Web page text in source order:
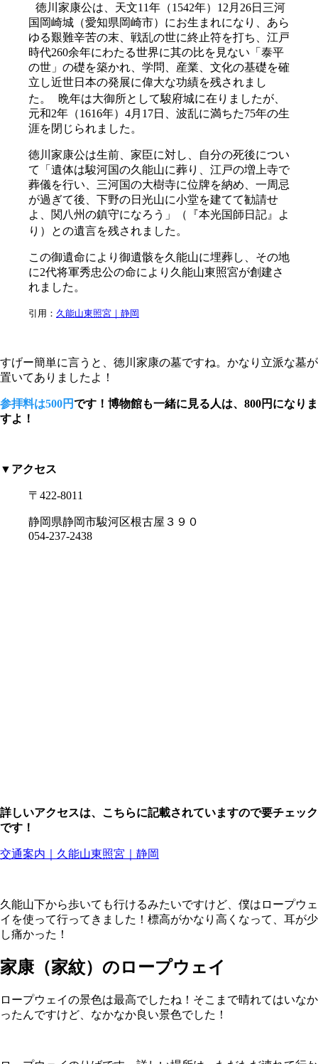
徳川家康公は、天文11年（1542年）12月26日三河
国岡崎城（愛知県岡崎市）にお生まれになり、あら
ゆる艱難辛苦の末、戦乱の世に終止符を打ち、江戸
時代260余年にわたる世界に其の比を見ない「泰平
の世」の礎を築かれ、学問、産業、文化の基礎を確
立し近世日本の発展に偉大な功績を残されまし
た。 晩年は大御所として駿府城に在りましたが、
元和2年（1616年）4月17日、波乱に満ちた75年の生
涯を閉じられました。
徳川家康公は生前、家臣に対し、自分の死後につい
て「遺体は駿河国の久能山に葬り、江戸の増上寺で
葬儀を行い、三河国の大樹寺に位牌を納め、一周忌
が過ぎて後、下野の日光山に小堂を建てて勧請せ
よ、関八州の鎮守になろう」（『本光国師日記』よ
り）との遺言を残されました。
この御遺命により御遺骸を久能山に埋葬し、その地
に2代将軍秀忠公の命により久能山東照宮が創建さ
れました。
引用： 久能山東照宮｜静岡
すげー簡単に言うと、徳川家康の墓ですね。かなり立派な墓が
置いてありましたよ！
参拝料は500円です！博物館も一緒に見る人は、800円になりま
すよ！
▼アクセス
〒422-8011
静岡県静岡市駿河区根古屋３９０
054-237-2438
詳しいアクセスは、こちらに記載されていますので要チェック
です！
交通案内｜久能山東照宮｜静岡
久能山下から歩いても行けるみたいですけど、僕はロープウェ
イを使って行ってきました！標高がかなり高くなって、耳が少
し痛かった！
家康（家紋）のロープウェイ
ロープウェイの景色は最高でしたね！そこまで晴れてはいなか
ったんですけど、なかなか良い景色でした！